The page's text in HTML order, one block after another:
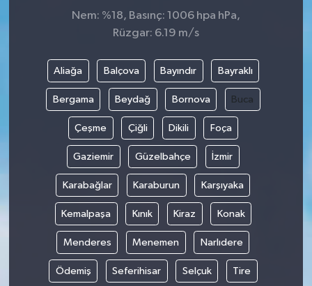
Nem: %18, Basınç: 1006 hpa hPa,
Rüzgar: 6.19 m/s
Aliağa Balçova Bayındır Bayraklı
Bergama Beydağ Bornova Buca
Çeşme Çiğli Dikili Foça
Gaziemir Güzelbahçe İzmir
Karabağlar Karaburun Karşıyaka
Kemalpaşa Kınık Kiraz Konak
Menderes Menemen Narlıdere
Ödemiş Seferihisar Selçuk Tire